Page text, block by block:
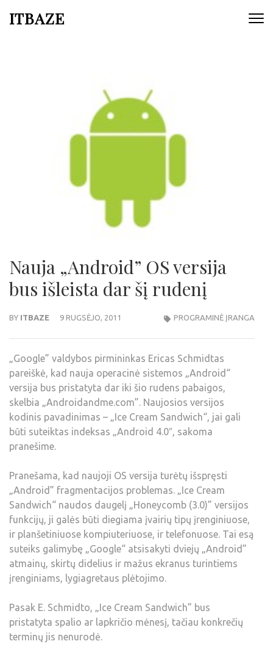
ITBAZE
Nauja „Android” OS versija
bus išleista dar šį rudenį
BY ITBAZE 9 RUGSĖJO, 2011 PROGRAMINĖ ĮRANGA
„Google” valdybos pirmininkas Ericas Schmidtas
pareiškė, kad nauja operacinė sistemos „Android“
versija bus pristatyta dar iki šio rudens pabaigos,
skelbia „Androidandme.com”. Naujosios versijos
kodinis pavadinimas – „Ice Cream Sandwich“, jai gali
būti suteiktas indeksas „Android 4.0″, sakoma
pranešime.
Pranešama, kad naujoji OS versija turėtų išspręsti
„Android” fragmentacijos problemas. „Ice Cream
Sandwich“ naudos daugelį „Honeycomb (3.0)” versijos
funkcijų, ji galės būti diegiama įvairių tipų įrenginiuose,
ir planšetiniuose kompiuteriuose, ir telefonuose. Tai esą
suteiks galimybę „Google“ atsisakyti dviejų „Android”
atmainų, skirtų didelius ir mažus ekranus turintiems
įrenginiams, lygiagretaus plėtojimo.
Pasak E. Schmidto, „Ice Cream Sandwich” bus
pristatyta spalio ar lapkričio mėnesį, tačiau konkrečių
terminų jis nenurodė.